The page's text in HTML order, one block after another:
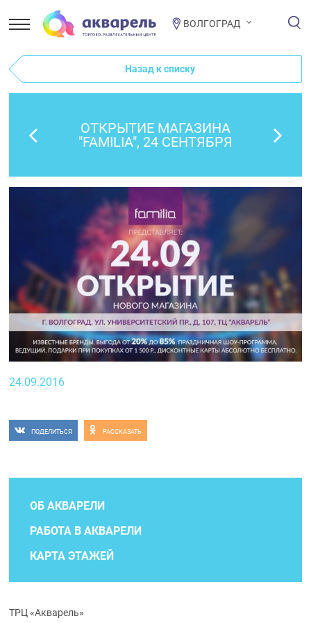
ВОЛГОГРАД
Назад к списку
ОТКРЫТИЕ МАГАЗИНА
"FAMILIA", 24 СЕНТЯБРЯ
24.09.2016
ПОДЕЛИТЬСЯ РАССКАЗАТЬ
ОБ АКВАРЕЛИ
РАБОТА В АКВАРЕЛИ
КАРТА ЭТАЖЕЙ
ТРЦ «Акварель»